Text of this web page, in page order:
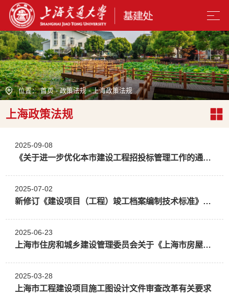
位置：首页-政策法规-上海政策法规
上海政策法规
2025-09-08
《关于进一步优化本市建设工程招投标管理工作的通知》（沪建规范〔2025〕10号）
2025-07-02
新修订《建设项目（工程）竣工档案编制技术标准》（DG/TJ 08-2046-2024）
2025-06-23
上海市住房和城乡建设管理委员会关于《上海市房屋建筑施工图信息模型（BIM）交付要求》的通知
2025-03-28
上海市工程建设项目施工图设计文件审查改革有关要求